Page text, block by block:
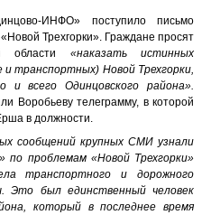
ИНФО» поступило письмо
Трехгорки». Граждане просят
области «наказать истинных
и транспортных) Новой Трехгорки,
и всего Одинцовского района».
Воробьеву телеграмму, в которой
в должности.
сообщений крупных СМИ узнали
проблемам «Новой Трехгорки»
транспортного и дорожного
Это был единственный человек
который в последнее время